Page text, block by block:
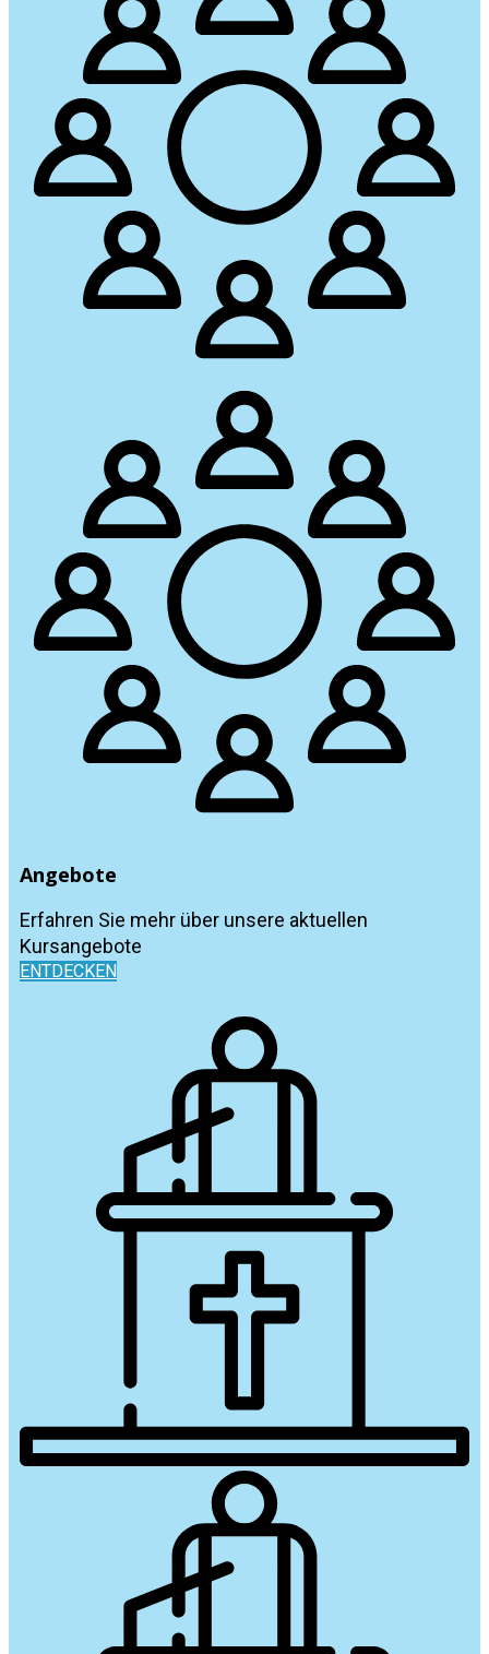
Angebote
Erfahren Sie mehr über unsere aktuellen
Kursangebote
ENTDECKEN